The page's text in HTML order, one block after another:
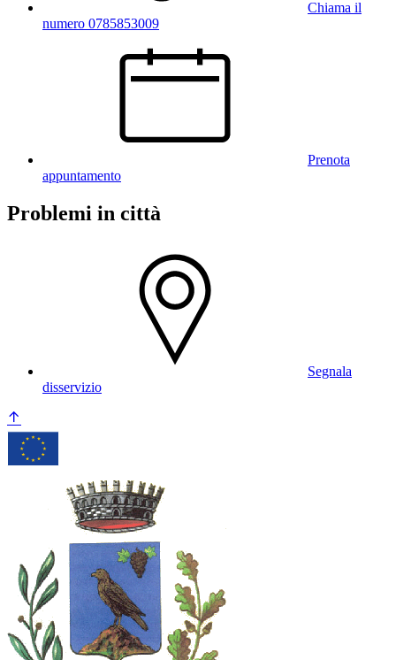
Chiama il
numero 0785853009
Prenota
appuntamento
Problemi in città
Segnala
disservizio